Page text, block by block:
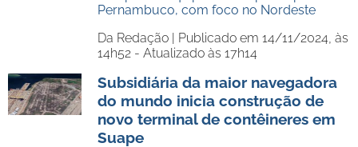
Pernambuco, com foco no Nordeste
Da Redação | Publicado em 14/11/2024, às
14h52 - Atualizado às 17h14
Subsidiária da maior navegadora
do mundo inicia construção de
novo terminal de contêineres em
Suape